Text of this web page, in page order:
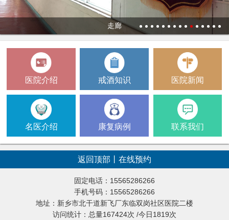
1 2 3 4 5 6 7 8 9 101112131415
走廊
医院介绍 戒酒知识 医院新闻
名医介绍 康复病例 联系我们
返回顶部 在线预约
固定电话：15565286266
手机号码：15565286266
地址：新乡市北干道新飞厂东临双岗社区医院二楼
访问统计：总量167424次 /今日1819次